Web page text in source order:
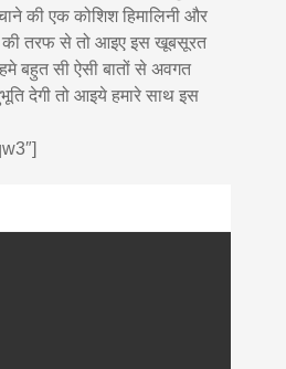
की एक कोशिश हिमालिनी और
की तरफ से तो आइए इस खूबसूरत
बहुत सी ऐसी बातों से अवगत
देगी तो आइये हमारे साथ इस